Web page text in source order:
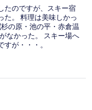
たのですが、スキー宿
た。 料理は美味しかっ
の原・池の平・赤倉温
なかった。 スキー場へ
が・・・。